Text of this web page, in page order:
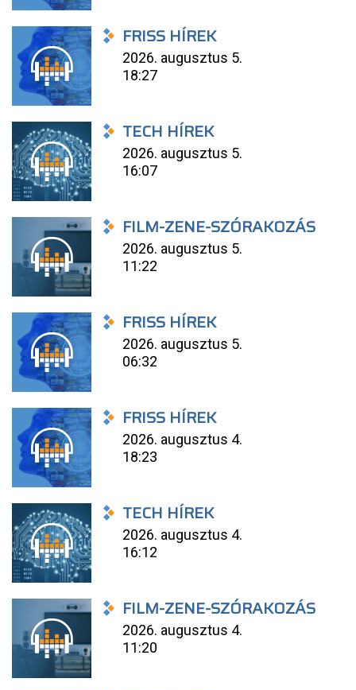
FRISS HÍREK
2026. augusztus 5.
18:27
TECH HÍREK
2026. augusztus 5.
16:07
FILM-ZENE-SZÓRAKOZÁS
2026. augusztus 5.
11:22
FRISS HÍREK
2026. augusztus 5.
06:32
FRISS HÍREK
2026. augusztus 4.
18:23
TECH HÍREK
2026. augusztus 4.
16:12
FILM-ZENE-SZÓRAKOZÁS
2026. augusztus 4.
11:20